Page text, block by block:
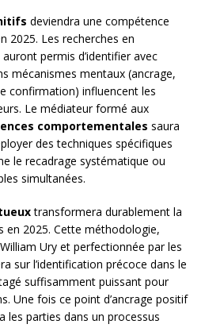
deviendra une compétence
2025. Les recherches en
permis d’identifier avec
mécanismes mentaux (ancrage,
confirmation) influencent les
Le médiateur formé aux
comportementales saura
des techniques spécifiques
le recadrage systématique ou
simultanées.
transformera durablement la
en 2025. Cette méthodologie,
Ury et perfectionnée par les
sur l’identification précoce dans le
suffisamment puissant pour
Une fois ce point d’ancrage positif
les parties dans un processus